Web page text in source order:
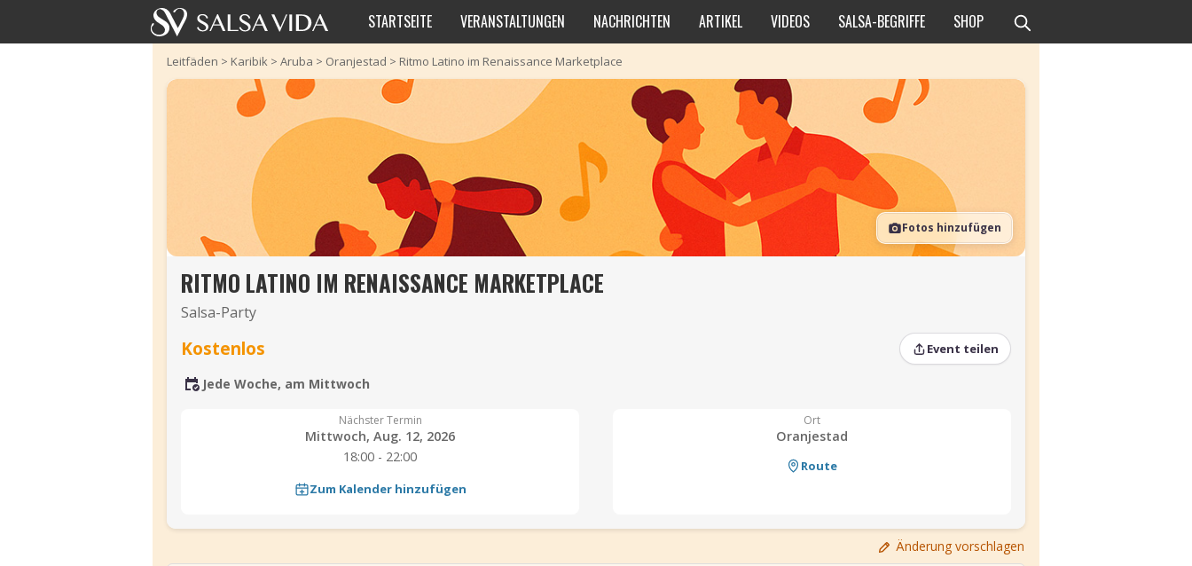
STARTSEITE VERANSTALTUNGEN NACHRICHTEN ARTIKEL VIDEOS SALSA-BEGRIFFE SHOP
Leitfäden > Karibik > Aruba > Oranjestad > Ritmo Latino im Renaissance Marketplace
Fotos hinzufügen
RITMO LATINO IM RENAISSANCE MARKETPLACE
Salsa-Party
Kostenlos Event teilen
Jede Woche, am Mittwoch
Nächster Termin
Mittwoch, Aug. 12, 2026
18:00 - 22:00
Zum Kalender hinzufügen
Ort
Oranjestad
Route
Änderung vorschlagen